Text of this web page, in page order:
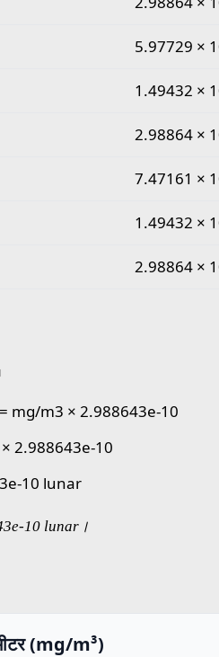
5.97729 ×
1.49432 ×
2.98864 ×
7.47161 ×
1.49432 ×
2.98864 ×
mg/m3 × 2.988643e-10
× 2.988643e-10
10 lunar
10 lunar।
(mg/m³)